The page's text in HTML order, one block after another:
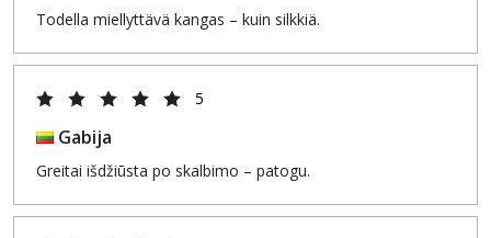
Todella miellyttävä kangas – kuin silkkiä.
5
Gabija
Greitai išdžiūsta po skalbimo – patogu.